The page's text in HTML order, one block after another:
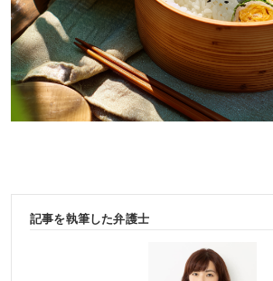
記事を執筆した弁護士